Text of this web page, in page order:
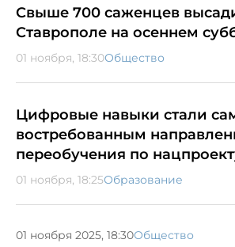
Свыше 700 саженцев
Ставрополе на осеннем
01 ноября, 18:30Общество
Цифровые навыки стали
востребованным
переобучения по
01 ноября, 18:25Образование
01 ноября 2025, 18:30Общество